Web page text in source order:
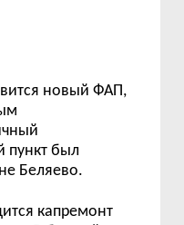
новый ФАП,
пункт был
Беляево.
капремонт